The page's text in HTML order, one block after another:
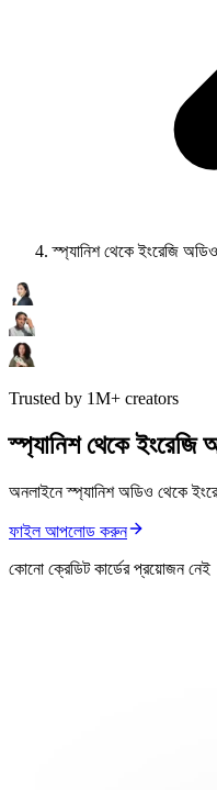
স্প্যানিশ থেকে ইংরেজি
Trusted by 1M+ creators
স্প্যানিশ থেকে
অনলাইনে স্প্যানিশ অডিও থেকে
ফাইল আপলোড করুন
কোনো ক্রেডিট কার্ডের প্রয়োজন নেই